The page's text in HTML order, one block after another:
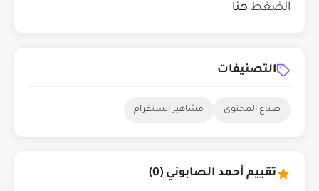
الضغط هنا
التصنيفات
صناع المحتوى مشاهير انستقرام
تقييم أحمد الصابوني (0)